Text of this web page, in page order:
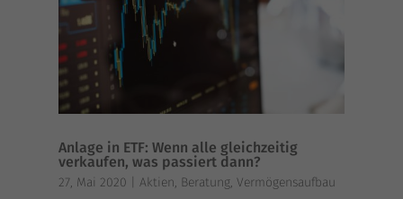
Anlage in ETF: Wenn alle gleichzeitig
verkaufen, was passiert dann?
27, Mai 2020 Aktien, Beratung, Vermögensaufbau